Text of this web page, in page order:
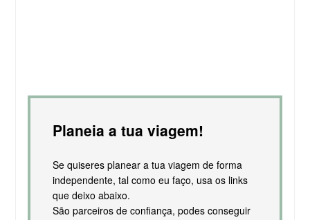
Planeia a tua viagem!
Se quiseres planear a tua viagem de forma
independente, tal como eu faço, usa os links
que deixo abaixo.
São parceiros de confiança, podes conseguir